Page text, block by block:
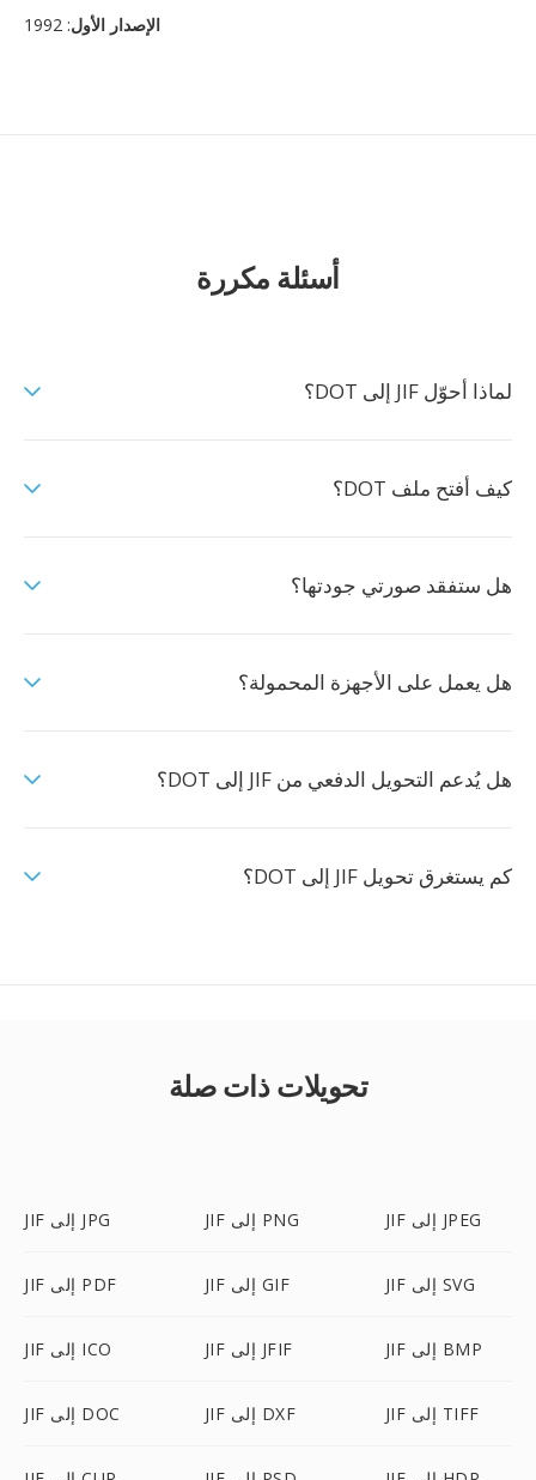
الإصدار الأول: 1992
أسئلة مكررة
لماذا أحوّل JIF إلى DOT؟
كيف أفتح ملف DOT؟
هل ستفقد صورتي جودتها؟
هل يعمل على الأجهزة المحمولة؟
هل يُدعم التحويل الدفعي من JIF إلى DOT؟
كم يستغرق تحويل JIF إلى DOT؟
تحويلات ذات صلة
JIF إلى JPG JIF إلى PNG JIF إلى JPEG
JIF إلى PDF JIF إلى GIF JIF إلى SVG
JIF إلى ICO JIF إلى JFIF JIF إلى BMP
JIF إلى DOC JIF إلى DXF JIF إلى TIFF